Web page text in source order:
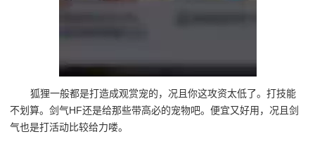
狐狸一般都是打造成观赏宠的，况且你这攻资太低了。打技能
不划算。剑气HF还是给那些带高必的宠物吧。便宜又好用，况且剑
气也是打活动比较给力喽。